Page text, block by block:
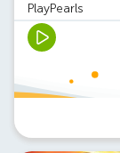
PlayPearls